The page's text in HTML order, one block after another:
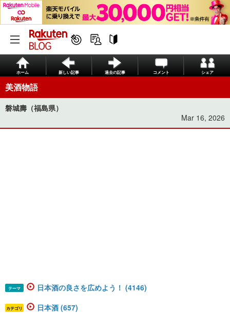
ホーム 新しい記事 過去の記事 コメント シェア
美酒物語
磐城壽（福島県）
Mar 16, 2026
テーマ 日本酒の良さを広めよう！ (4146)
カテゴリ 日本酒 (657)